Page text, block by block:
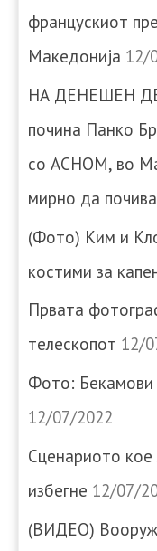
францускиот
Македонија 12/
НА ДЕНЕШЕН
почина Панко
со АСНОМ, во
мирно да почива
(Фото) Ким и
костими за
Првата
телескопот 12/
Фото:
12/07/2022
Сценариото
избегне 12/07/
(ВИДЕО)